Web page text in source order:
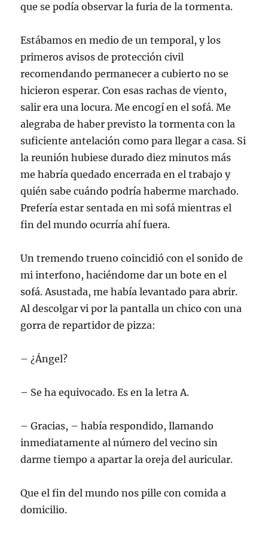
que se podía observar la furia de la tormenta.
Estábamos en medio de un temporal, y los
primeros avisos de protección civil
recomendando permanecer a cubierto no se
hicieron esperar. Con esas rachas de viento,
salir era una locura. Me encogí en el sofá. Me
alegraba de haber previsto la tormenta con la
suficiente antelación como para llegar a casa. Si
la reunión hubiese durado diez minutos más
me habría quedado encerrada en el trabajo y
quién sabe cuándo podría haberme marchado.
Prefería estar sentada en mi sofá mientras el
fin del mundo ocurría ahí fuera.
Un tremendo trueno coincidió con el sonido de
mi interfono, haciéndome dar un bote en el
sofá. Asustada, me había levantado para abrir.
Al descolgar vi por la pantalla un chico con una
gorra de repartidor de pizza:
– ¿Ángel?
– Se ha equivocado. Es en la letra A.
– Gracias, – había respondido, llamando
inmediatamente al número del vecino sin
darme tiempo a apartar la oreja del auricular.
Que el fin del mundo nos pille con comida a
domicilio.